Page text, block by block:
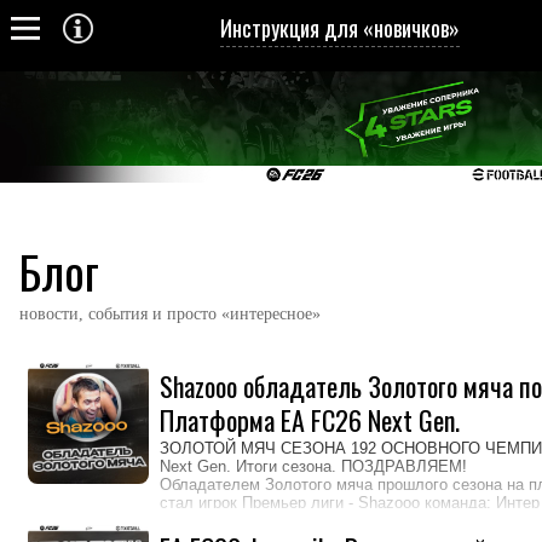
Инструкция для «новичков»
Блог
новости, события и просто «интересное»
Shazooo обладатель Золотого мяча
Платформа EA FC26 Next Gen.
ЗОЛОТОЙ МЯЧ СЕЗОНА 192 ОСНОВНОГО
Next Gen. Итоги сезона. ПОЗДРАВЛЯЕМ!
Обладателем Золотого мяча прошлого сезона на
стал игрок Премьер лиги - Shazooo команда: